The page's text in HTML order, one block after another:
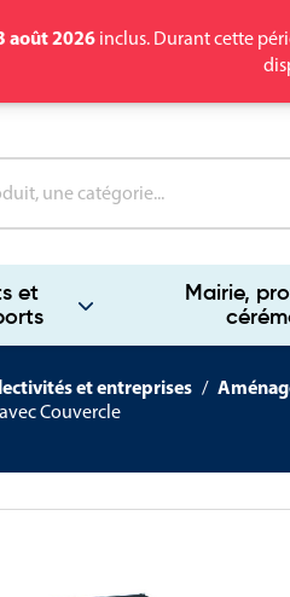
août 2026 inclus. Durant cette
et
Mairie,
et entreprises
Couvercle